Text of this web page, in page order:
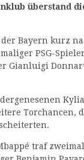
überstand
Bayern kurz
PSG-
Gianluigi
Torchancen,
traf